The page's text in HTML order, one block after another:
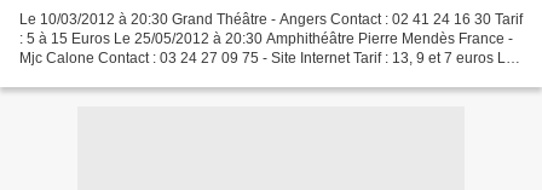
Le 10/03/2012 à 20:30 Grand Théâtre - Angers Contact : 02 41 24 16 30 Tarif
: 5 à 15 Euros Le 25/05/2012 à 20:30 Amphithéâtre Pierre Mendès France -
Mjc Calone Contact : 03 24 27 09 75 - Site Internet Tarif : 13, 9 et 7 euros Le